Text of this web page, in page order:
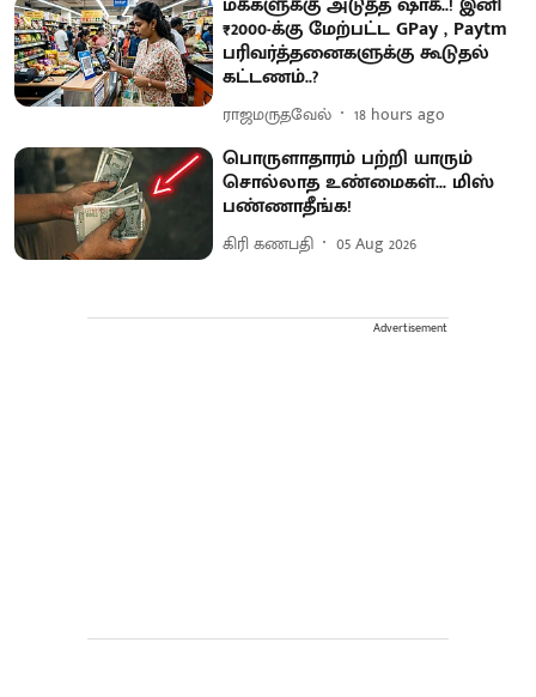
₹2000-க்கு மேற்பட்ட GPay , Paytm
பரிவர்த்தனைகளுக்கு கூடுதல்
கட்டணம்..?
ராஜமருதவேல் 18 hours ago
பொருளாதாரம் பற்றி யாரும்
சொல்லாத உண்மைகள்... மிஸ்
பண்ணாதீங்க!
கிரி கணபதி 05 Aug 2026
Advertisement